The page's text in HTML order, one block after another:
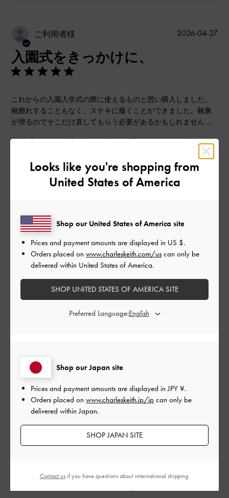
ご利用者様
入園式をきっかけに、
これからの入園入学式の際に使えるものと思い購入しました。
靴擦れすることもなく、ステキに履くことができました。靴裏
が滑るのでそこだけ直してもらう必要があるかもしれません…。
サイズ: 34/22cm |カラー: ベージュ系
とてもよかった
よかった
もっと見る
公
2026-04-27
このレビューは役に立ちましたか？
1番のお気に入り
長時間履いても疲れず、痛みもなく、とてもお気に入りです。
先が細いですが、スクエアなので細すぎません。ヒールも安定
しており、ストラップ付きで脱げることもなく。ブラックとチ
ョークをその日の服に合わせて履き分けています。ブラックを
そろそろ新しく買い替えたく、再入荷を待ち望んでいます。
デザイン
Looks like you're shopping from
United States of America
Shop our Japan site
Prices and payment amounts are displayed inJPY ¥.
Orders placed on www.charleskeith.jp/jp can only be
delivered within Japan.
SHOP JAPAN SITE
Shop our United States of America site
Prices and payment amounts are displayed in US $.
Orders placed on www.charleskeith.com/us can only be
delivered within United States of America.
SHOP UNITED STATES OF AMERICA SITE
Preferred Language:
Contact usif you have questions about international shipping.